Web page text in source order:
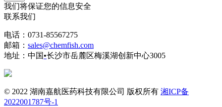
我们将保证您的信息安全
联系我们
电话：0731-85567275
邮箱： sales@chemfish.com
地址：中国•长沙市岳麓区梅溪湖创新中心3005
© 2022 湖南嘉航医药科技有限公司 版权所有 湘ICP备
2022001787号-1